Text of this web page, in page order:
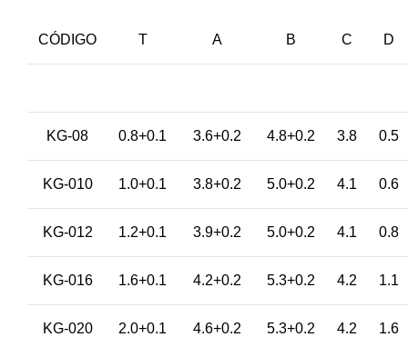
CÓDIGO T A B C D
KG-08 0.8+0.1 3.6+0.2 4.8+0.2 3.8 0.5
KG-010 1.0+0.1 3.8+0.2 5.0+0.2 4.1 0.6
KG-012 1.2+0.1 3.9+0.2 5.0+0.2 4.1 0.8
KG-016 1.6+0.1 4.2+0.2 5.3+0.2 4.2 1.1
KG-020 2.0+0.1 4.6+0.2 5.3+0.2 4.2 1.6